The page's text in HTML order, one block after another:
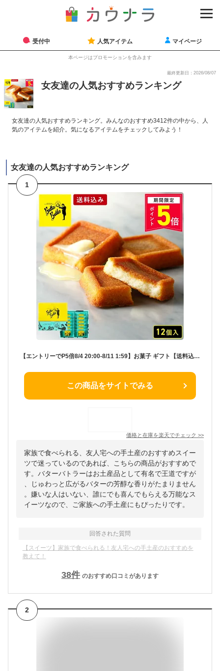
受付中 人気アイテム マイページ
本ページはプロモーションを含みます
最終更新日：2026/08/07
女友達の人気おすすめランキング
女友達の人気おすすめランキング。みんなのおすすめ3412件の中から、人
気のアイテムを紹介。気になるアイテムをチェックしてみよう！
女友達の人気おすすめランキング
1
【エントリーでP5倍8/4 20:00-8/11 1:59】お菓子 ギフト【送料込み バターフィナンシェ12個入】 個包装 スイーツ フィナンシェ 焼き菓子 洋菓子 内祝 お祝 出産祝 お礼 おしゃれ 退職 菓子折り ご挨拶 ギフト バターバトラー お供え お中元 御中元 夏ギフト 暑中見舞い
この商品をサイトでみる
価格と在庫を楽天でチェック >>
家族で食べられる、友人宅への手土産のおすすめスイー
ツで迷っているのであれば、こちらの商品がおすすめで
す。バターバトラーはお土産品として有名で王道ですが
、じゅわっと広がるバターの芳醇な香りがたまりません
。嫌いな人はいない、誰にでも喜んでもらえる万能なス
イーツなので、ご家族への手土産にもぴったりです。
回答された質問
【スイーツ】家族で食べられる！友人宅への手土産のおすすめを
教えて！
38件 のおすすめ口コミがあります
2